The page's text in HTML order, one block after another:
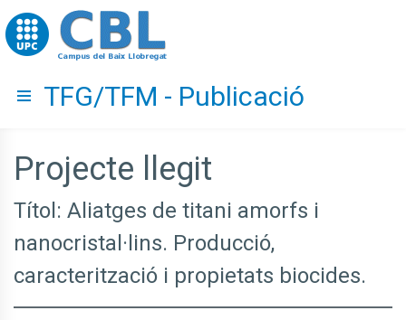
Go to upc.edu
Hide menu
TFG/TFM - Publicació
Projecte llegit
Títol: Aliatges de titani amorfs i
nanocristal·lins. Producció,
caracterització i propietats biocides.